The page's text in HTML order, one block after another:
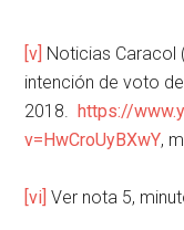
[v] Noticias Caracol
intención de voto
2018.https://
v=HwCroUyBXwY,
[vi] Ver nota 5,